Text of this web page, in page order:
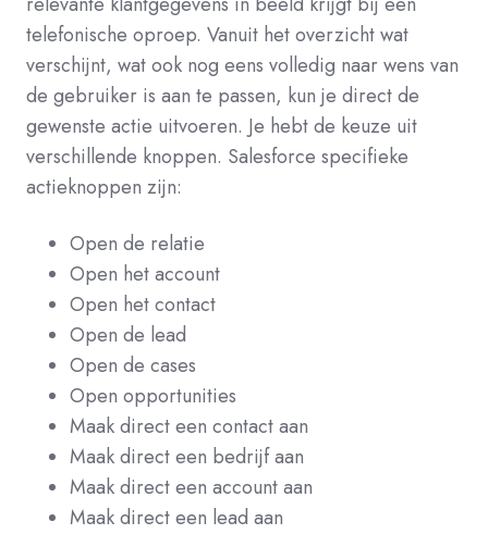
telefonische oproep. Vanuit het overzicht wat
verschijnt, wat ook nog eens volledig naar wens van
de gebruiker is aan te passen, kun je direct de
gewenste actie uitvoeren. Je hebt de keuze uit
verschillende knoppen. Salesforce specifieke
actieknoppen zijn:
Open de relatie
Open het account
Open het contact
Open de lead
Open de cases
Open opportunities
Maak direct een contact aan
Maak direct een bedrijf aan
Maak direct een account aan
Maak direct een lead aan